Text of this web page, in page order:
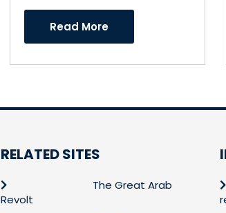
Read More
RELATED SITES
The Great Arab
Revolt